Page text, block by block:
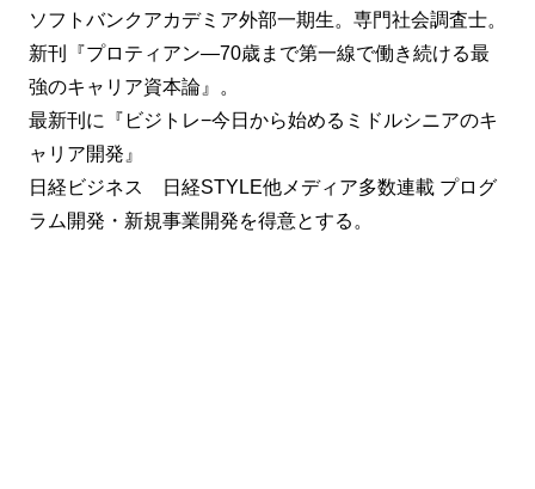
ソフトバンクアカデミア外部一期生。専門社会調査士。
新刊『プロティアン―70歳まで第一線で働き続ける最
強のキャリア資本論』。
最新刊に『ビジトレ−今日から始めるミドルシニアのキ
ャリア開発』
日経ビジネス 日経STYLE他メディア多数連載 プログ
ラム開発・新規事業開発を得意とする。